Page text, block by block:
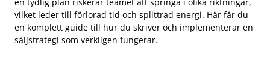
vilket leder till förlorad tid och splittrad energi. Här får du
en komplett guide till hur du skriver och implementerar en
säljstrategi som verkligen fungerar.